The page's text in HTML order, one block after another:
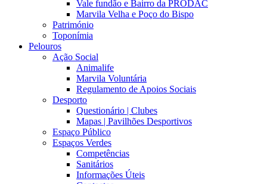
Vale fundão e Bairro da PRODAC
Marvila Velha e Poço do Bispo
Património
Toponímia
Pelouros
Ação Social
Animalife
Marvila Voluntária
Regulamento de Apoios Sociais
Desporto
Questionário | Clubes
Mapas | Pavilhões Desportivos
Espaço Público
Espaços Verdes
Competências
Sanitários
Informações Úteis